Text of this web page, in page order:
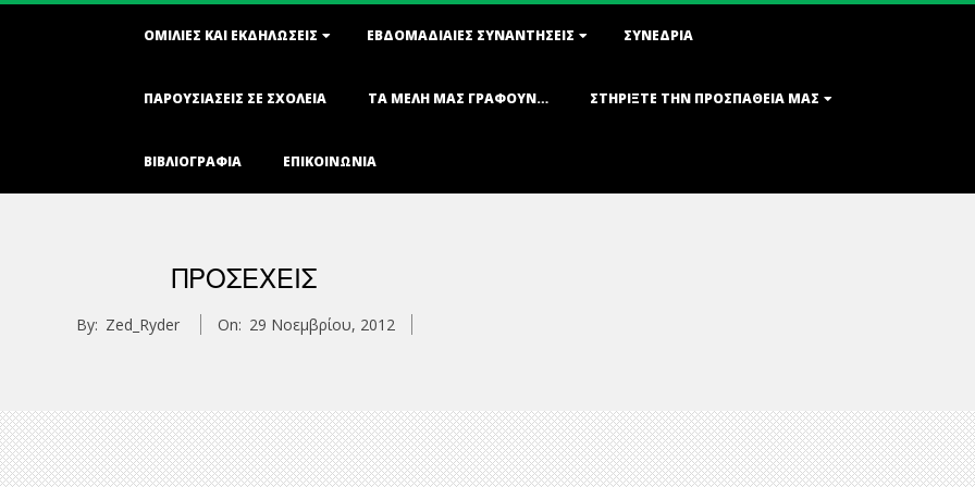
ΟΜΙΛΊΕΣ ΚΑΙ ΕΚΔΗΛΏΣΕΙΣ ΕΒΔΟΜΑΔΙΑΊΕΣ ΣΥΝΑΝΤΉΣΕΙΣ ΣΥΝΈΔΡΙΑ
ΠΑΡΟΥΣΙΆΣΕΙΣ ΣΕ ΣΧΟΛΕΊΑ ΤΑ ΜΈΛΗ ΜΑΣ ΓΡΆΦΟΥΝ… ΣΤΗΡΊΞΤΕ ΤΗΝ ΠΡΟΣΠΆΘΕΙΆ ΜΑΣ
ΒΙΒΛΙΟΓΡΑΦΊΑ ΕΠΙΚΟΙΝΩΝΊΑ
ΠΡΟΣΕΧΕΊΣ
By: Zed_Ryder On: 29 Νοεμβρίου, 2012